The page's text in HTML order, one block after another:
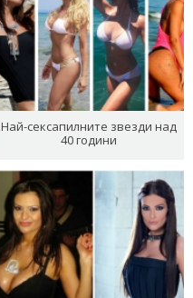
Най-сексапилните звезди над
40 години